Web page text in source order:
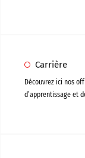
Carrière
Découvrez ici nos
d’apprentissage et